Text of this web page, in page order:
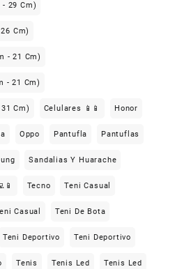
- 29 Cm)
Cm)
- 21 Cm)
- 21 Cm)
Cm) Celulares 📱📱 Honor
Oppo Pantufla Pantuflas
Sandalias Y Huarache
Tecno Teni Casual
Casual Teni De Bota
Teni Deportivo Teni Deportivo
Tenis Tenis Led Tenis Led